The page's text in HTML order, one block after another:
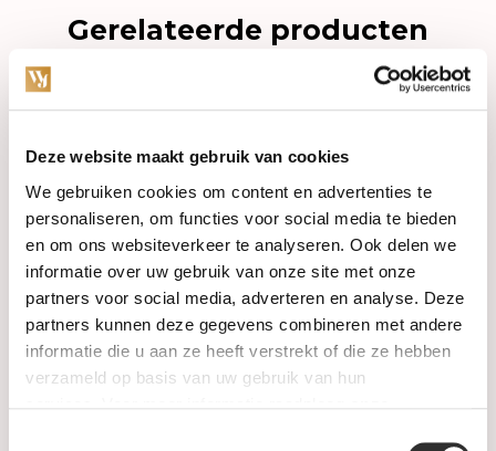
Deze website maakt gebruik van cookies
We gebruiken cookies om content en advertenties te
personaliseren, om functies voor social media te bieden
en om ons websiteverkeer te analyseren. Ook delen we
informatie over uw gebruik van onze site met onze
partners voor social media, adverteren en analyse. Deze
partners kunnen deze gegevens combineren met andere
informatie die u aan ze heeft verstrekt of die ze hebben
verzameld op basis van uw gebruik van hun
Gerelateerde producten
Op voorraad
Blush Armband 14k
geelgoud met zirkonia
Op voorraad
Blush Armband 14k